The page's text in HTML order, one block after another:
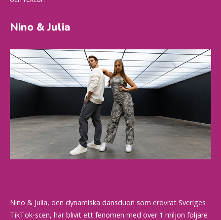
Nino & Julia
Nino & Julia, den dynamiska dansduon som erövrat Sveriges
TikTok-scen, har blivit ett fenomen med över 1 miljon följare